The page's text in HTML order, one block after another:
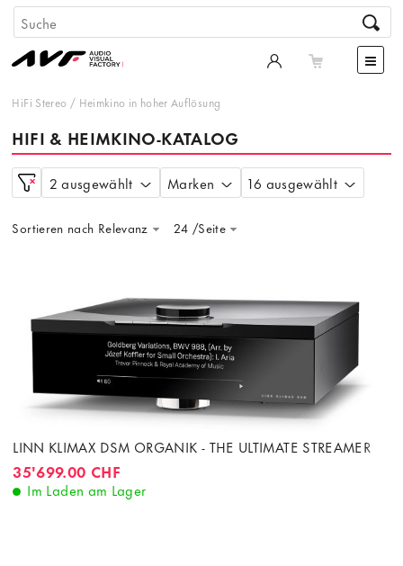
HiFi Stereo / Heimkino in hoher Auflösung
HIFI & HEIMKINO-KATALOG
2 ausgewählt Marken 16 ausgewählt
Sortieren nach Relevanz 24 /Seite
LINN KLIMAX DSM ORGANIK - THE ULTIMATE STREAMER
35'699.00 CHF
Im Laden am Lager